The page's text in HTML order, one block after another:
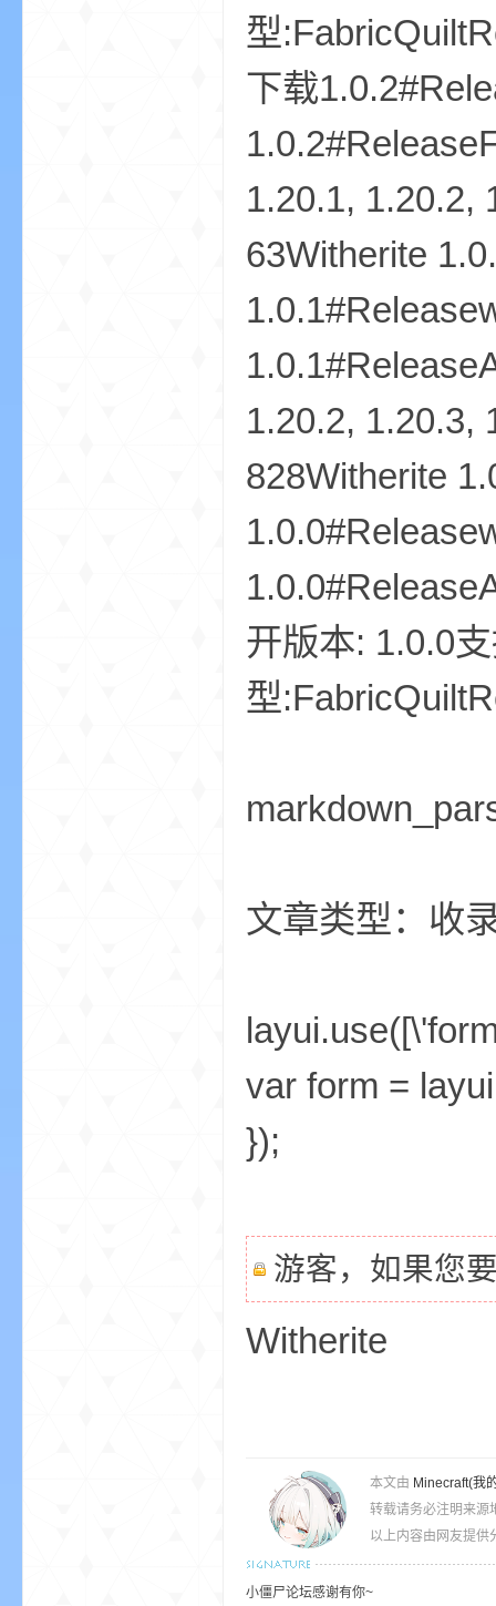
型
下载
1.20.1, 1.20.2,
63Witherite
1.20.2, 1.20.3,
828Witherite
开版本: 1.0.0
型
文章类型：收
var form =
});
游客，如果您
Witherite
本文由 Minecraft(我
转载请务必注明来源
以上内容由网友提供
小僵尸论坛感谢有你~